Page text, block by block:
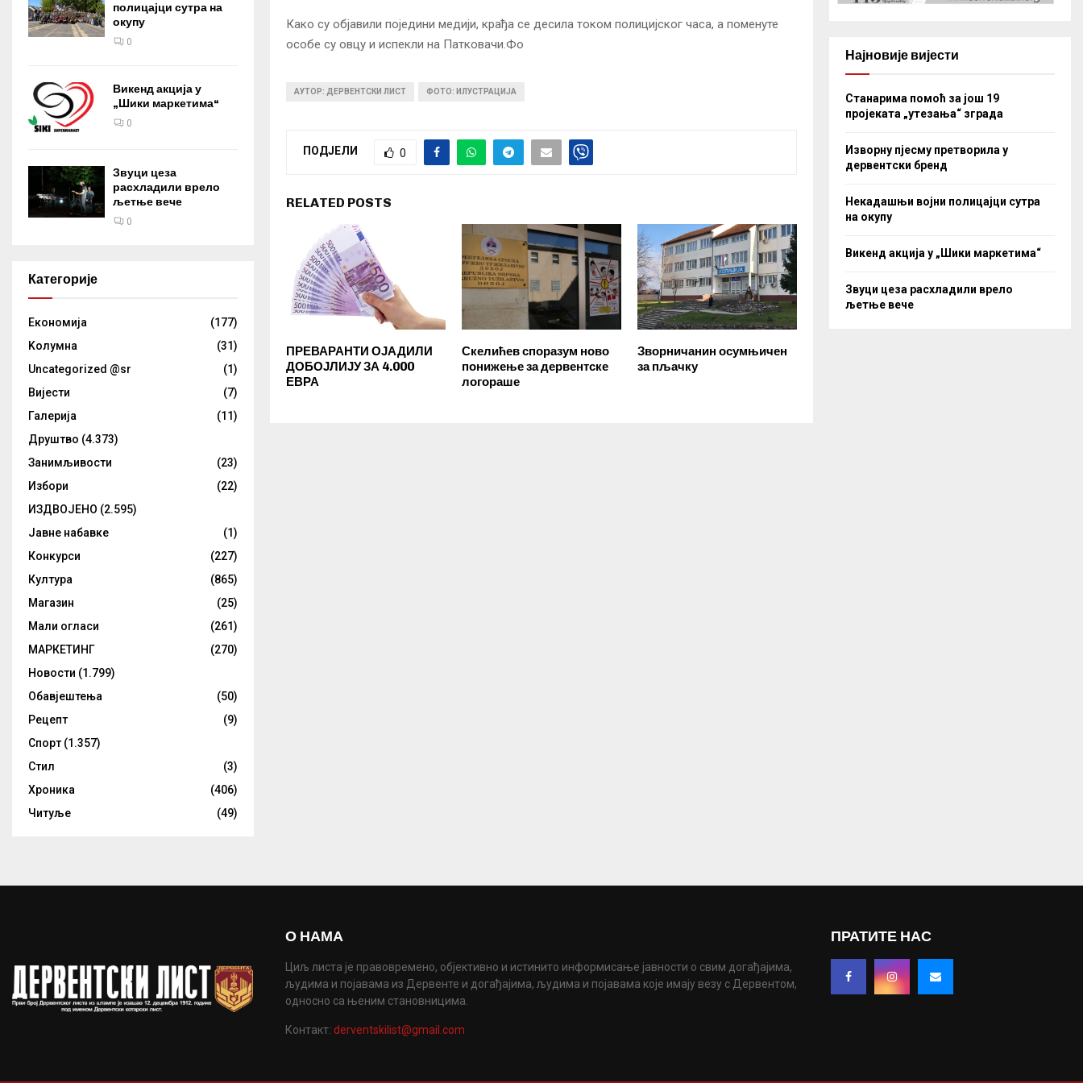
Како су објавили поједини медији, крађа се десила током полицијског часа, а поменуте
особе су овцу и испекли на Патковачи.Фо
АУТОР: ДЕРВЕНТСКИ ЛИСТ ФОТО: ИЛУСТРАЦИЈА
ПОДЈЕЛИ 0
RELATED POSTS
ПРЕВАРАНТИ ОЈАДИЛИ
ДОБОЈЛИЈУ ЗА 4.000
ЕВРА
Скелићев споразум ново
понижење за дервентске
логораше
Зворничанин осумњичен
за пљачку
полицајци сутра на
окупу
0
Викенд акција у
„Шики маркетима“
0
Звуци цеза
расхладили врело
љетње вече
0
Категорије
Eкономија
(177)
Kолумнa
(31)
Uncategorized @sr
(1)
Вијести
(7)
Галерија
(11)
Друштво (4.373)
Занимљивости
(23)
Избори
(22)
ИЗДВОЈЕНО (2.595)
Јавне набавке
(1)
Конкурси
(227)
Култура
(865)
Магазин
(25)
Мали огласи
(261)
МАРКЕТИНГ
(270)
Новости (1.799)
Обавјештења
(50)
Рецепт
(9)
Спорт (1.357)
Стил
(3)
Хроника
(406)
Читуље
(49)
Најновије вијести
Станарима помоћ за још 19
пројеката „утезања“ зграда
Изворну пјесму претворила у
дервентски бренд
Некадашњи војни полицајци сутра
на окупу
Викенд акција у „Шики маркетима“
Звуци цеза расхладили врело
љетње вече
О НАМА
Циљ листа је правовремено, објективно и истинито информисање јавности о свим догађајима,
људима и појавама из Дервенте и догађајима, људима и појавама које имају везу с Дервентом,
односно са њеним становницима.
Контакт: derventskilist@gmail.com
ПРАТИТЕ НАС